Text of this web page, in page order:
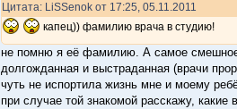
Цитата: LiSSenok от 17:25, 05.11.2011
капец)) фамилию врача в студию!
не помню я её фамилию. А самое смешное
долгожданная и выстраданная (врачи
чуть не испортила жизнь мне и моему
при случае той знакомой расскажу,